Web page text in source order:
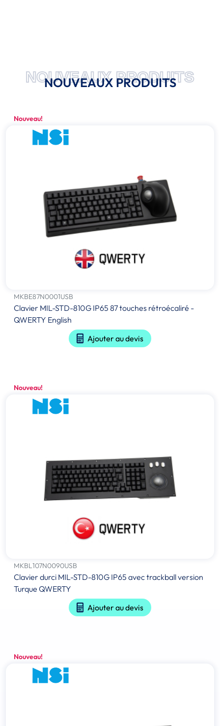
NOUVEAUX PRODUITS
NOUVEAUX PRODUITS
Nouveau!
MKBE87N0001USB
Clavier MIL-STD-810G IP65 87 touches rétroécaliré -
QWERTY English
Ajouter au devis
Nouveau!
MKBL107N0090USB
Clavier durci MIL-STD-810G IP65 avec trackball version
Turque QWERTY
Ajouter au devis
Nouveau!